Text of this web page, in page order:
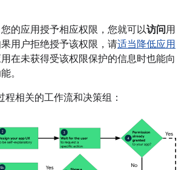
的应用授予相应权限，您就可以访问用
用户拒绝授予该权限，请适当降低应用
用在未获得受该权限保护的信息时也能向
。
程相关的工作流和决策组：